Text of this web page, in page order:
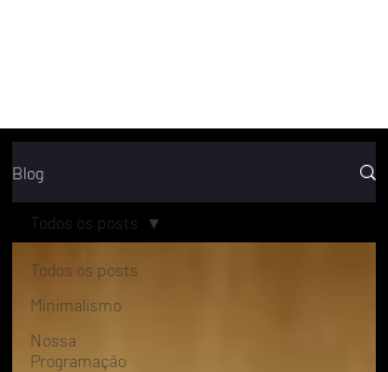
Blog
Todos os posts
Minimalismo
Nossa
Programação
Todos os posts